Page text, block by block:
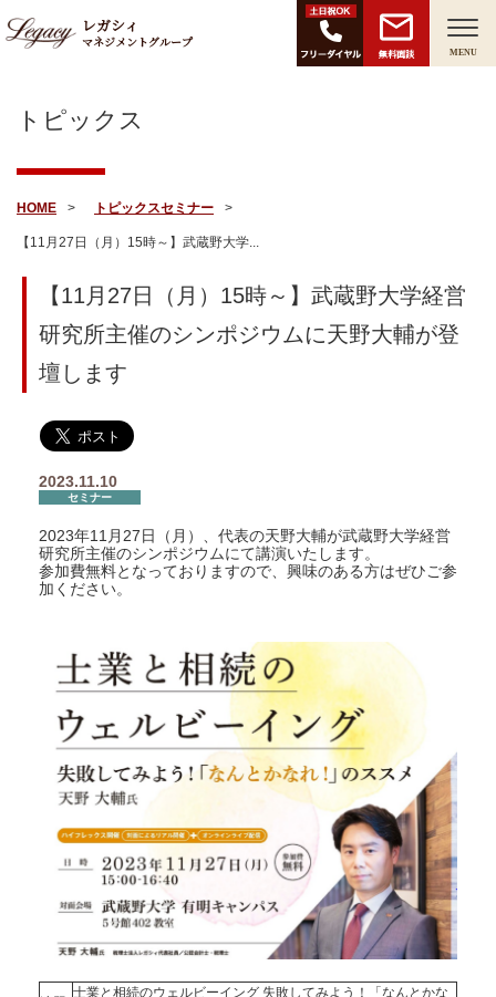
レガシィ
マネジメントグループ
無料面談 MENU
トピックス
HOME トピックスセミナー
【11月27日（月）15時～】武蔵野大学...
【11月27日（月）15時～】武蔵野大学経営
研究所主催のシンポジウムに天野大輔が登
壇します
2023.11.10
セミナー
2023年11月27日（月）、代表の天野大輔が武蔵野大学経営
研究所主催のシンポジウムにて講演いたします。
参加費無料となっておりますので、興味のある方はぜひご参
加ください。
士業と相続のウェルビーイング 失敗してみよう！「なんとかな